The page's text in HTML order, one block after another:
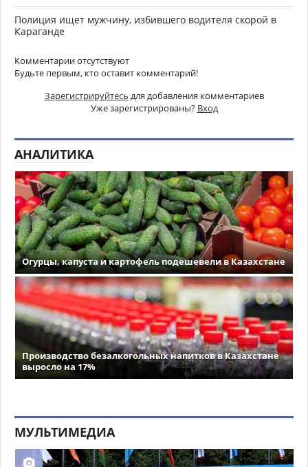
Полиция ищет мужчину, избившего водителя скорой в
Караганде
Комментарии отсутствуют
Будьте первым, кто оставит комментарий!
Зарегистрируйтесь для добавления комментариев
Уже зарегистрированы? Вход
АНАЛИТИКА
Огурцы, капуста и картофель подешевели в Казахстане
Производство безалкогольных напитков в Казахстане
выросло на 17%
МУЛЬТИМЕДИА